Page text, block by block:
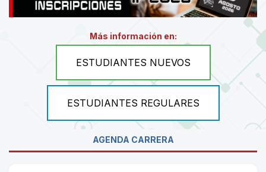
Más información en:
ESTUDIANTES NUEVOS
ESTUDIANTES REGULARES
AGENDA CARRERA